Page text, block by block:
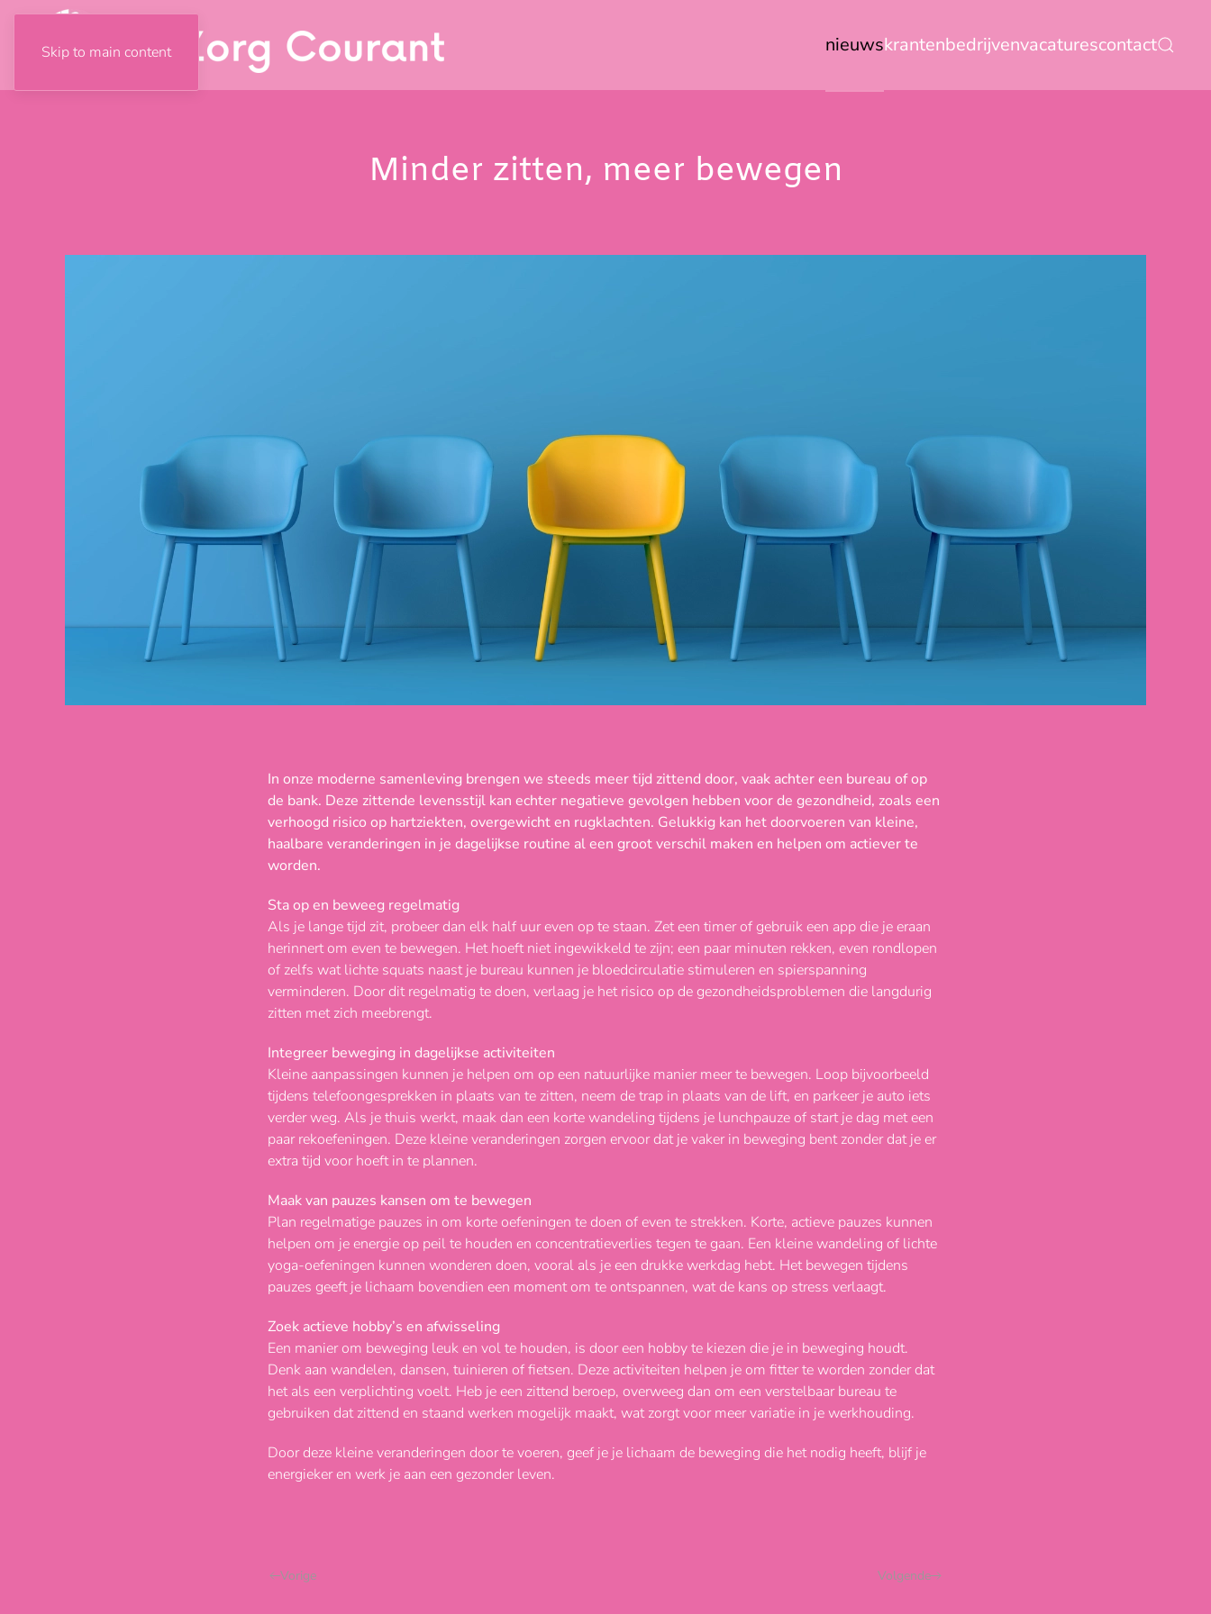
Skip to main content nieuwskrantenbedrijvenvacaturescontact
Minder zitten, meer bewegen
In onze moderne samenleving brengen we steeds meer tijd zittend door, vaak achter een bureau of op
de bank. Deze zittende levensstijl kan echter negatieve gevolgen hebben voor de gezondheid, zoals een
verhoogd risico op hartziekten, overgewicht en rugklachten. Gelukkig kan het doorvoeren van kleine,
haalbare veranderingen in je dagelijkse routine al een groot verschil maken en helpen om actiever te
worden.
Sta op en beweeg regelmatig
Als je lange tijd zit, probeer dan elk half uur even op te staan. Zet een timer of gebruik een app die je eraan
herinnert om even te bewegen. Het hoeft niet ingewikkeld te zijn; een paar minuten rekken, even rondlopen
of zelfs wat lichte squats naast je bureau kunnen je bloedcirculatie stimuleren en spierspanning
verminderen. Door dit regelmatig te doen, verlaag je het risico op de gezondheidsproblemen die langdurig
zitten met zich meebrengt.
Integreer beweging in dagelijkse activiteiten
Kleine aanpassingen kunnen je helpen om op een natuurlijke manier meer te bewegen. Loop bijvoorbeeld
tijdens telefoongesprekken in plaats van te zitten, neem de trap in plaats van de lift, en parkeer je auto iets
verder weg. Als je thuis werkt, maak dan een korte wandeling tijdens je lunchpauze of start je dag met een
paar rekoefeningen. Deze kleine veranderingen zorgen ervoor dat je vaker in beweging bent zonder dat je er
extra tijd voor hoeft in te plannen.
Maak van pauzes kansen om te bewegen
Plan regelmatige pauzes in om korte oefeningen te doen of even te strekken. Korte, actieve pauzes kunnen
helpen om je energie op peil te houden en concentratieverlies tegen te gaan. Een kleine wandeling of lichte
yoga-oefeningen kunnen wonderen doen, vooral als je een drukke werkdag hebt. Het bewegen tijdens
pauzes geeft je lichaam bovendien een moment om te ontspannen, wat de kans op stress verlaagt.
Zoek actieve hobby’s en afwisseling
Een manier om beweging leuk en vol te houden, is door een hobby te kiezen die je in beweging houdt.
Denk aan wandelen, dansen, tuinieren of fietsen. Deze activiteiten helpen je om fitter te worden zonder dat
het als een verplichting voelt. Heb je een zittend beroep, overweeg dan om een verstelbaar bureau te
gebruiken dat zittend en staand werken mogelijk maakt, wat zorgt voor meer variatie in je werkhouding.
Door deze kleine veranderingen door te voeren, geef je je lichaam de beweging die het nodig heeft, blijf je
energieker en werk je aan een gezonder leven.
Vorige Volgende